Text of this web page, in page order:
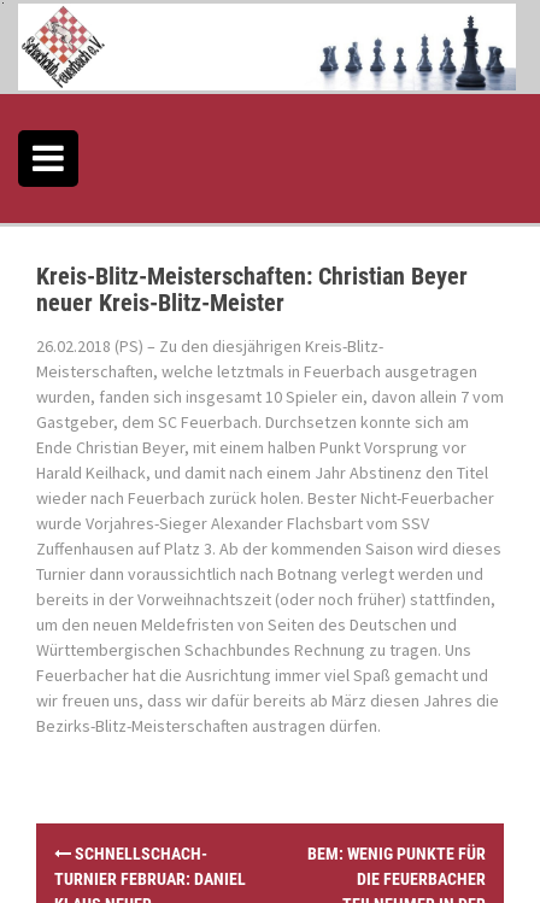
S
Kreis-Blitz-Meisterschaften: Christian Beyer
neuer Kreis-Blitz-Meister
26.02.2018 (PS) – Zu den diesjährigen Kreis-Blitz-
Meisterschaften, welche letztmals in Feuerbach ausgetragen
wurden, fanden sich insgesamt 10 Spieler ein, davon allein 7 vom
Gastgeber, dem SC Feuerbach. Durchsetzen konnte sich am
Ende Christian Beyer, mit einem halben Punkt Vorsprung vor
Harald Keilhack, und damit nach einem Jahr Abstinenz den Titel
wieder nach Feuerbach zurück holen. Bester Nicht-Feuerbacher
wurde Vorjahres-Sieger Alexander Flachsbart vom SSV
Zuffenhausen auf Platz 3. Ab der kommenden Saison wird dieses
Turnier dann voraussichtlich nach Botnang verlegt werden und
bereits in der Vorweihnachtszeit (oder noch früher) stattfinden,
um den neuen Meldefristen von Seiten des Deutschen und
Württembergischen Schachbundes Rechnung zu tragen. Uns
Feuerbacher hat die Ausrichtung immer viel Spaß gemacht und
wir freuen uns, dass wir dafür bereits ab März diesen Jahres die
Bezirks-Blitz-Meisterschaften austragen dürfen.
SCHNELLSCHACH-
TURNIER FEBRUAR: DANIEL
BEM: WENIG PUNKTE FÜR
DIE FEUERBACHER